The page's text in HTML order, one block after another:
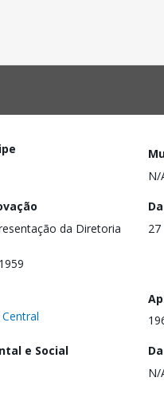
N/
da Diretoria
e Social
N/